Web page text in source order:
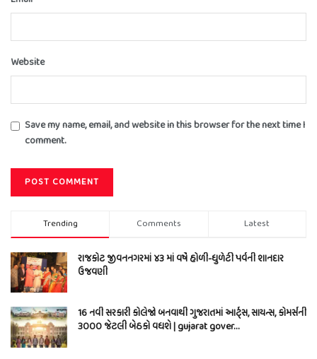
Website
Save my name, email, and website in this browser for the next time I
comment.
Trending Comments Latest
રાજકોટ જીવનનગરમાં ૪૩ માં વર્ષે હોળી-ધુળેટી પર્વની શાનદાર
ઉજવણી
16 નવી સરકારી કોલેજો બનવાથી ગુજરાતમાં આર્ટ્સ, સાયન્સ, કોમર્સની
3000 જેટલી બેઠકો વધશે | gujarat gover…